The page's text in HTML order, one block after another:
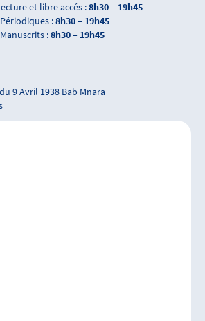
et libre accés :8h30 – 19h45
:8h30 – 19h45
:8h30 – 19h45
9 Avril 1938 Bab Mnara